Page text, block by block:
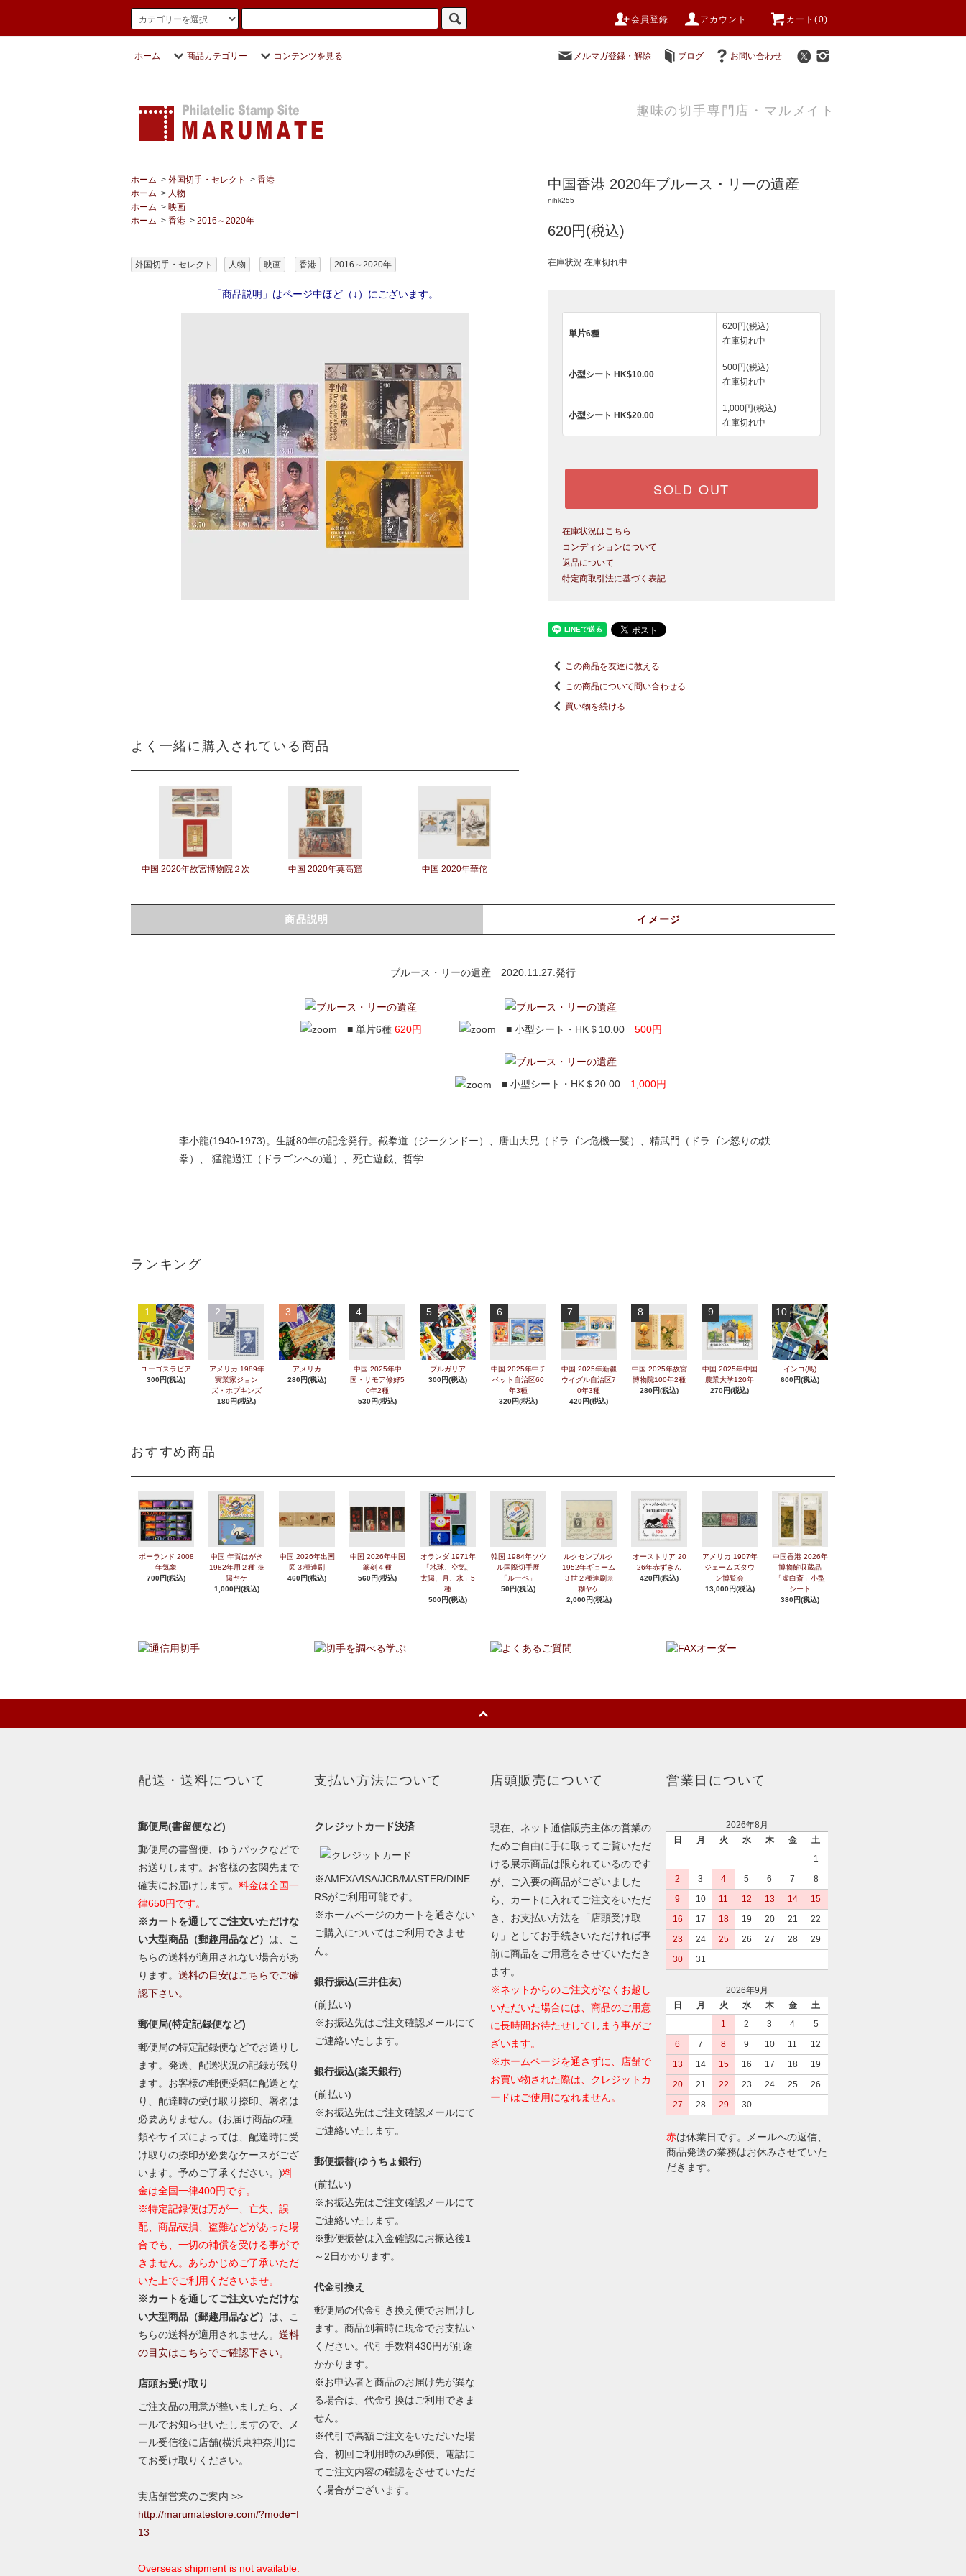
会員登録 アカウント カート(0)
ホーム 商品カテゴリー コンテンツを見る メルマガ登録・解除 ブログ お問い合わせ
趣味の切手専門店・マルメイト
ホーム > 外国切手・セレクト > 香港
ホーム > 人物
ホーム > 映画
ホーム > 香港 > 2016～2020年
外国切手・セレクト 人物 映画 香港 2016～2020年
「商品説明」はページ中ほど（↓）にございます。
よく一緒に購入されている商品
中国 2020年故宮博物院２次 中国 2020年莫高窟 中国 2020年華佗
中国香港 2020年ブルース・リーの遺産
nihk255
620円(税込)
在庫状況 在庫切れ中
単片6種
620円(税込)
在庫切れ中
小型シート HK$10.00
500円(税込)
在庫切れ中
小型シート HK$20.00
1,000円(税込)
在庫切れ中
SOLD OUT
在庫状況はこちら
コンディションについて
返品について
特定商取引法に基づく表記
この商品を友達に教える
この商品について問い合わせる
買い物を続ける
商品説明 イメージ
ブルース・リーの遺産 2020.11.27.発行
■ 単片6種 620円 ■ 小型シート・HK＄10.00 500円
■ 小型シート・HK＄20.00 1,000円
李小龍(1940-1973)。生誕80年の記念発行。截拳道（ジークンドー）、唐山大兄（ドラゴン危機一髪）、精武門（ドラゴン怒りの鉄
拳）、 猛龍過江（ドラゴンへの道）、死亡遊戯、哲学
ランキング
1
ユーゴスラビア
300円(税込)
2
アメリカ 1989年
実業家ジョン
ズ・ホプキンズ
180円(税込)
3
アメリカ
280円(税込)
4
中国 2025年中
国・サモア修好5
0年2種
530円(税込)
5
ブルガリア
300円(税込)
6
中国 2025年中チ
ベット自治区60
年3種
320円(税込)
7
中国 2025年新疆
ウイグル自治区7
0年3種
420円(税込)
8
中国 2025年故宮
博物院100年2種
280円(税込)
9
中国 2025年中国
農業大学120年
270円(税込)
10
インコ(鳥)
600円(税込)
おすすめ商品
ポーランド 2008
年気象
700円(税込)
中国 年賀はがき
1982年用２種 ※
陽ヤケ
1,000円(税込)
中国 2026年出圉
図３種連刷
460円(税込)
中国 2026年中国
篆刻４種
560円(税込)
オランダ 1971年
「地球、空気、
太陽、月、水」5
種
500円(税込)
韓国 1984年ソウ
ル国際切手展
「ルーペ」
50円(税込)
ルクセンブルク
1952年ギョーム
３世２種連刷※
糊ヤケ
2,000円(税込)
オーストリア 20
26年赤ずきん
420円(税込)
アメリカ 1907年
ジェームズタウ
ン博覧会
13,000円(税込)
中国香港 2026年
博物館収蔵品
「虚白斎」小型
シート
380円(税込)
配送・送料について
郵便局(書留便など)
郵便局の書留便、ゆうパックなどで
お送りします。お客様の玄関先まで
確実にお届けします。 料金は全国一
律650円です。
※カートを通してご注文いただけな
い大型商品（郵趣用品など） は、こ
ちらの送料が適用されない場合があ
ります。 送料の目安はこちらでご確
認下さい。
郵便局(特定記録便など)
郵便局の特定記録便などでお送りし
ます。発送、配送状況の記録が残り
ます。お客様の郵便受箱に配送とな
り、配達時の受け取り捺印、署名は
必要ありません。(お届け商品の種
類やサイズによっては、配達時に受
け取りの捺印が必要なケースがござ
います。予めご了承ください。)料
金は全国一律400円です。
※特定記録便は万が一、亡失、誤
配、商品破損、盗難などがあった場
合でも、一切の補償を受ける事がで
きません。あらかじめご了承いただ
いた上でご利用くださいませ。
※カートを通してご注文いただけな
い大型商品（郵趣用品など） は、こ
ちらの送料が適用されません。 送料
の目安はこちらでご確認下さい。
店頭お受け取り
ご注文品の用意が整いましたら、メ
ールでお知らせいたしますので、メ
ール受信後に店舗(横浜東神奈川)に
てお受け取りください。
実店舗営業のご案内 >>
http://marumatestore.com/?mode=f
13
Overseas shipment is not available.
支払い方法について
クレジットカード決済
※AMEX/VISA/JCB/MASTER/DINE
RSがご利用可能です。
※ホームページのカートを通さない
ご購入についてはご利用できませ
ん。
銀行振込(三井住友)
(前払い)
※お振込先はご注文確認メールにて
ご連絡いたします。
銀行振込(楽天銀行)
(前払い)
※お振込先はご注文確認メールにて
ご連絡いたします。
郵便振替(ゆうちょ銀行)
(前払い)
※お振込先はご注文確認メールにて
ご連絡いたします。
※郵便振替は入金確認にお振込後1
～2日かかります。
代金引換え
郵便局の代金引き換え便でお届けし
ます。商品到着時に現金でお支払い
ください。代引手数料430円が別途
かかります。
※お申込者と商品のお届け先が異な
る場合は、代金引換はご利用できま
せん。
※代引で高額ご注文をいただいた場
合、初回ご利用時のみ郵便、電話に
てご注文内容の確認をさせていただ
く場合がございます。
店頭販売について
現在、ネット通信販売主体の営業の
ためご自由に手に取ってご覧いただ
ける展示商品は限られているのです
が、ご入要の商品がございました
ら、カートに入れてご注文をいただ
き、お支払い方法を「店頭受け取
り」としてお手続きいただければ事
前に商品をご用意をさせていただき
ます。
※ネットからのご注文がなくお越し
いただいた場合には、商品のご用意
に長時間お待たせしてしまう事がご
ざいます。
※ホームページを通さずに、店舗で
お買い物された際は、クレジットカ
ードはご使用になれません。
営業日について
2026年8月
日
月 火 水 木 金
土
1
2
3 4 5 6 7
8
9
10 11 12 13 14
15
16
17 18 19 20 21
22
23
24 25 26 27 28
29
30
31
2026年9月
日
月 火 水 木 金
土
1
2 3 4
5
6
7 8 9 10 11
12
13
14 15 16 17 18
19
20
21 22 23 24 25
26
27
28 29 30
赤は休業日です。メールへの返信、
商品発送の業務はお休みさせていた
だきます。